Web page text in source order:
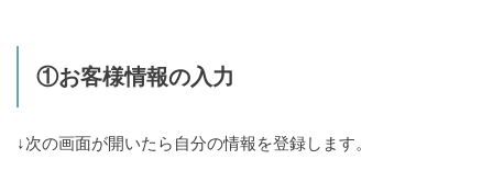
①お客様情報の入力
↓次の画面が開いたら自分の情報を登録します。